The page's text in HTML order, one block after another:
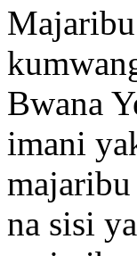
Bwana
imani
na sisi